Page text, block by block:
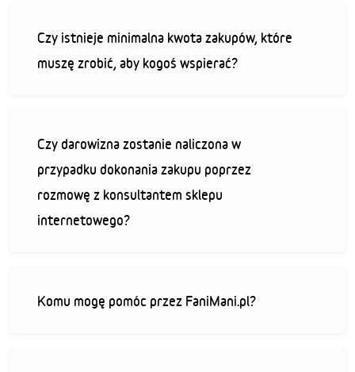
Czy istnieje minimalna kwota zakupów, które
muszę zrobić, aby kogoś wspierać?
Czy darowizna zostanie naliczona w
przypadku dokonania zakupu poprzez
rozmowę z konsultantem sklepu
internetowego?
Komu mogę pomóc przez FaniMani.pl?